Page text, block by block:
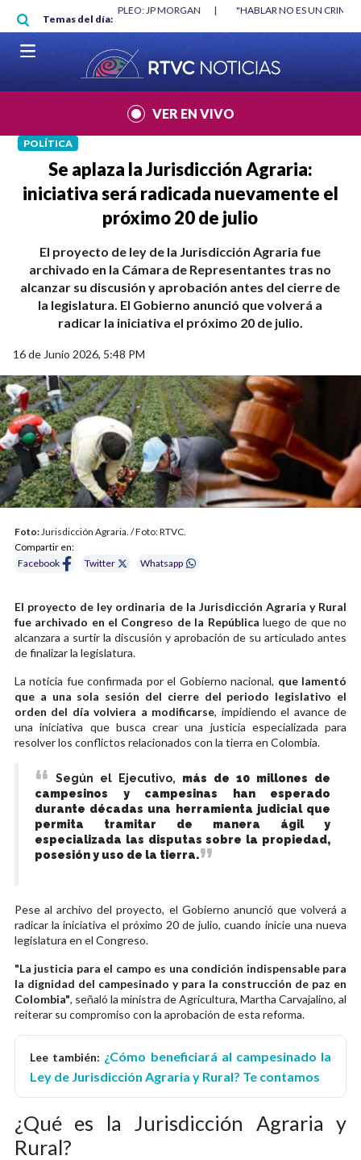
Pasar al contenido principal
Temas del día:
"HABLAR NO ES UN CRIMEN": CARTA DE BETO CORAL |
VER EN VIVO
POLÍTICA
Se aplaza la Jurisdicción Agraria:
iniciativa será radicada nuevamente el
próximo 20 de julio
El proyecto de ley de la Jurisdicción Agraria fue
archivado en la Cámara de Representantes tras no
alcanzar su discusión y aprobación antes del cierre de
la legislatura. El Gobierno anunció que volverá a
radicar la iniciativa el próximo 20 de julio.
16 de Junio 2026, 5:48 PM
Foto: Jurisdicción Agraria. / Foto: RTVC.
Compartir en:
Facebook
Twitter Whatsapp
El proyecto de ley ordinaria de la Jurisdicción Agraria y Rural
fue archivado en el Congreso de la República luego de que no
alcanzara a surtir la discusión y aprobación de su articulado antes
de finalizar la legislatura.
La noticia fue confirmada por el Gobierno nacional, que lamentó
que a una sola sesión del cierre del periodo legislativo el
orden del día volviera a modificarse, impidiendo el avance de
una iniciativa que busca crear una justicia especializada para
resolver los conflictos relacionados con la tierra en Colombia.
Según el Ejecutivo, más de 10 millones de
campesinos y campesinas han esperado
durante décadas una herramienta judicial que
permita tramitar de manera ágil y
especializada las disputas sobre la propiedad,
posesión y uso de la tierra.
Pese al archivo del proyecto, el Gobierno anunció que volverá a
radicar la iniciativa el próximo 20 de julio, cuando inicie una nueva
legislatura en el Congreso.
"La justicia para el campo es una condición indispensable para
la dignidad del campesinado y para la construcción de paz en
Colombia", señaló la ministra de Agricultura, Martha Carvajalino, al
reiterar su compromiso con la aprobación de esta reforma.
Lee también: ¿Cómo beneficiará al campesinado la
Ley de Jurisdicción Agraria y Rural? Te contamos
¿Qué es la Jurisdicción Agraria y
Rural?